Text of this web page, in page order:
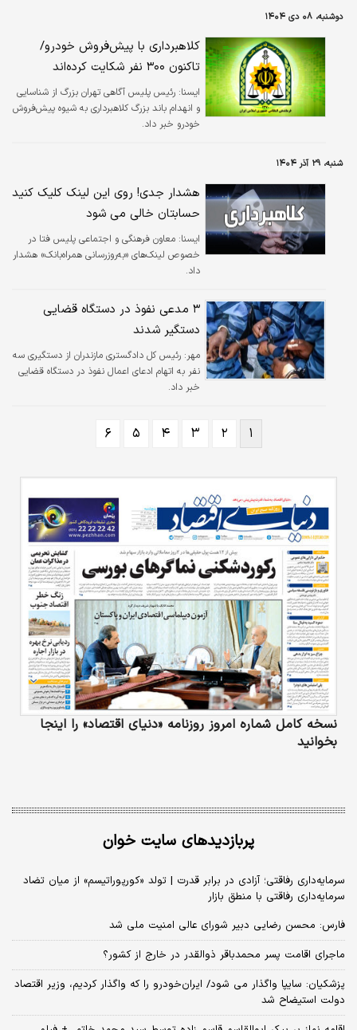
دوشنبه، ۰۸ دی ۱۴۰۴
کلاهبرداری با پیش‌فروش خودرو/
تاکنون ۳۰۰ نفر شکایت کرده‌اند
ايسنا: رئیس پلیس آگاهی تهران بزرگ از شناسایی
و انهدام باند بزرگ کلاهبرداری به شیوه پیش‌فروش
خودرو خبر داد.
شنبه، ۲۹ آذر ۱۴۰۴
هشدار جدی! روی این لینک کلیک کنید
حسابتان خالی می شود
ایسنا: معاون فرهنگی و اجتماعی پلیس فتا در
خصوص لینک‌های «به‌روزرسانی همراه‌بانک» هشدار
داد.
۳ مدعی نفوذ در دستگاه قضایی
دستگیر شدند
مهر: رئیس کل دادگستری مازندران از دستگیری سه
نفر به اتهام ادعای اعمال نفوذ در دستگاه قضایی
خبر داد.
۱ ۲ ۳ ۴ ۵ ۶
نسخه کامل شماره امروز روزنامه «دنیای‌ اقتصاد» را اینجا
بخوانید
پربازدیدهای سایت خوان
سرمایه‌داری رفاقتی؛ آزادی در برابر قدرت | تولد «کورپوراتیسم» از میان تضاد
سرمایه‌داری رفاقتی با منطق بازار
فارس: محسن رضایی دبیر شورای عالی امنیت ملی شد
ماجرای اقامت پسر محمدباقر ذوالقدر در خارج از کشور؟
پزشکیان: سایپا واگذار می شود/ ایران‌خودرو را که واگذار کردیم، وزیر اقتصاد
دولت استیضاح شد